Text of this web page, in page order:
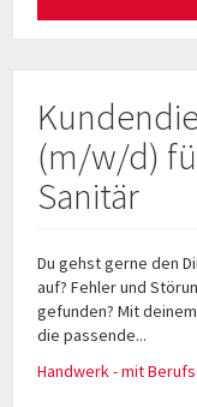
(m/w/d)
Sanitär
Du gehst gerne den
auf? Fehler und
gefunden? Mit
die passende...
Handwerk - mit